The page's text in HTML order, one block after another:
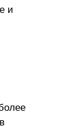
и